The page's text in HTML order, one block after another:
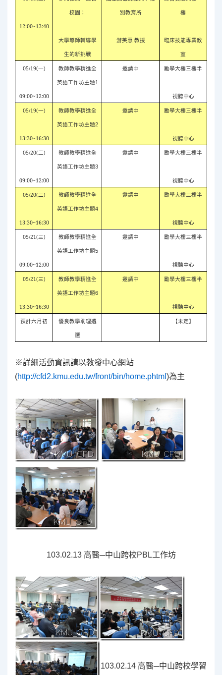
12:00~13:40
校園：
大學導師輔導學
生的新挑戰
別教育所
游美惠 教授
樓
臨床技能專業教
室
05/19(一)
09:00~12:00
教師教學精進全
英語工作坊主題1
邀請中 勵學大樓三樓半
視聽中心
05/19(一)
13:30~16:30
教師教學精進全
英語工作坊主題2
邀請中 勵學大樓三樓半
視聽中心
05/20(二)
09:00~12:00
教師教學精進全
英語工作坊主題3
邀請中 勵學大樓三樓半
視聽中心
05/20(二)
13:30~16:30
教師教學精進全
英語工作坊主題4
邀請中 勵學大樓三樓半
視聽中心
05/21(三)
09:00~12:00
教師教學精進全
英語工作坊主題5
邀請中 勵學大樓三樓半
視聽中心
05/21(三)
13:30~16:30
教師教學精進全
英語工作坊主題6
邀請中 勵學大樓三樓半
視聽中心
預計六月初 優良教學助理遴
選
【未定】
※詳細活動資訊請以教發中心網站
(http://cfd2.kmu.edu.tw/front/bin/home.phtml )為主
103.02.13 高醫─中山跨校PBL工作坊
103.02.14 高醫─中山跨校學習